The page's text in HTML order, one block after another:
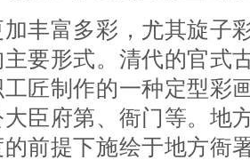
丰富多彩，尤其旋子
要形式。清代的官式
匠制作的一种定型彩
大臣府第、衙门等。地
前提下施绘于地方衙